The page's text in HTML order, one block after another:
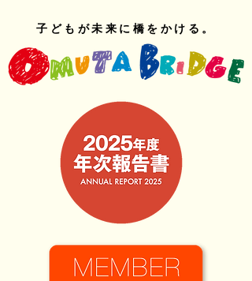
子どもが未来に橋をかける。